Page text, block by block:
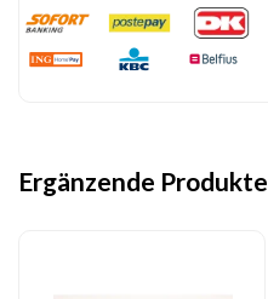
Ergänzende Produkte